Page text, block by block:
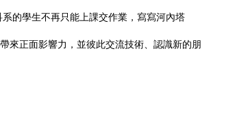
的學生不再只能上課交作業，寫寫河內塔
來正面影響力，並彼此交流技術、認識新的朋